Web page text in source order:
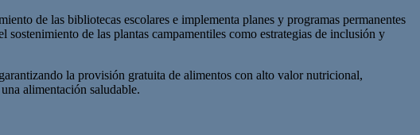
de las bibliotecas escolares e implementa planes y programas permanentes
de las plantas campamentiles como estrategias de inclusión y
la provisión gratuita de alimentos con alto valor nutricional,
alimentación saludable.